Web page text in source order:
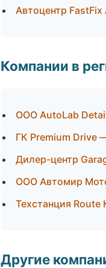
Автоцентр
Компании в
ООО AutoLab
ГК Premium Drive
Дилер-центр
ООО Автомир
Техстанция
Другие